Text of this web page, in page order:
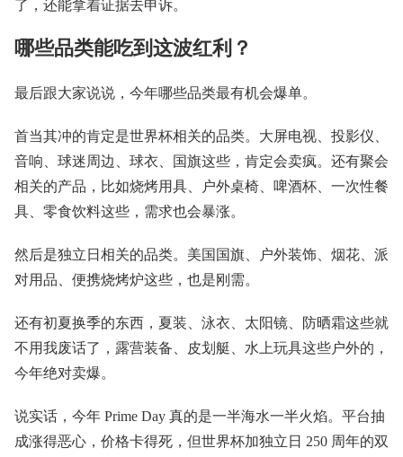
了，还能拿着证据去申诉。
哪些品类能吃到这波红利？
最后跟大家说说，今年哪些品类最有机会爆单。
首当其冲的肯定是世界杯相关的品类。大屏电视、投影仪、
音响、球迷周边、球衣、国旗这些，肯定会卖疯。还有聚会
相关的产品，比如烧烤用具、户外桌椅、啤酒杯、一次性餐
具、零食饮料这些，需求也会暴涨。
然后是独立日相关的品类。美国国旗、户外装饰、烟花、派
对用品、便携烧烤炉这些，也是刚需。
还有初夏换季的东西，夏装、泳衣、太阳镜、防晒霜这些就
不用我废话了，露营装备、皮划艇、水上玩具这些户外的，
今年绝对卖爆。
说实话，今年 Prime Day 真的是一半海水一半火焰。平台抽
成涨得恶心，价格卡得死，但世界杯加独立日 250 周年的双